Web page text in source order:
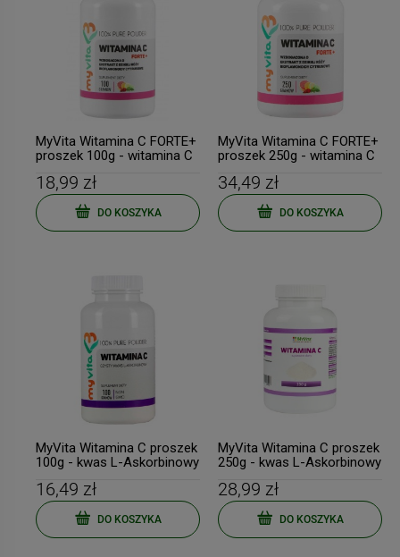
MyVita Witamina C FORTE+
proszek 100g - witamina C
róża
18,99 zł
DO KOSZYKA
MyVita Witamina C FORTE+
proszek 250g - witamina C
róża
34,49 zł
DO KOSZYKA
MyVita Witamina C proszek
100g - kwas L-Askorbinowy
16,49 zł
DO KOSZYKA
MyVita Witamina C proszek
250g - kwas L-Askorbinowy
28,99 zł
DO KOSZYKA